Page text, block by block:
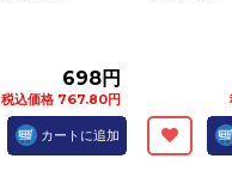
698円
税込価格 767.80円
カートに追加